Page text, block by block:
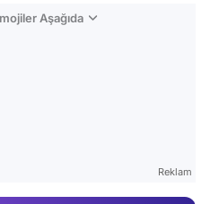
Aşağıda
Reklam